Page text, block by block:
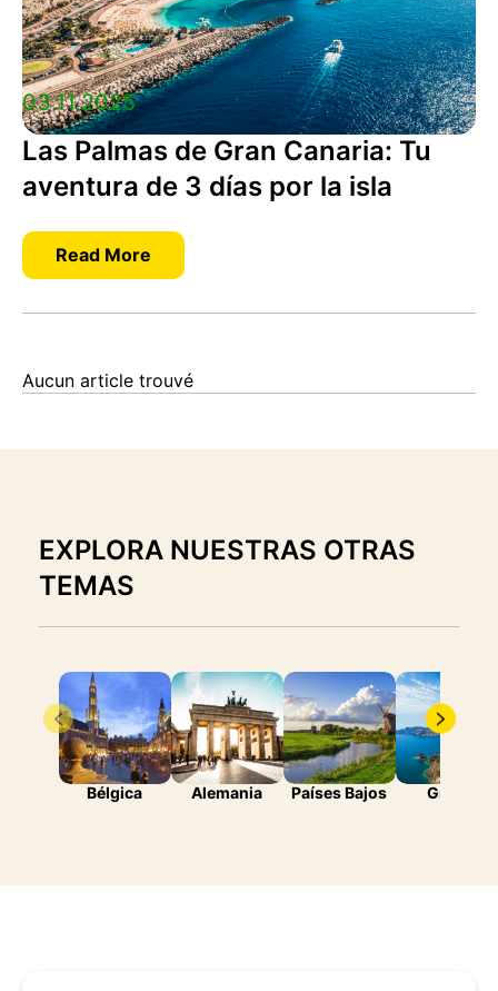
03.11.2025
Las Palmas de Gran Canaria: Tu
aventura de 3 días por la isla
Read More
Aucun article trouvé
EXPLORA NUESTRAS OTRAS
TEMAS
Bélgica Alemania Países Bajos Grecia